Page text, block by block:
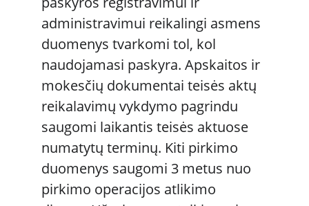
administravimui reikalingi asmens
duomenys tvarkomi tol, kol
naudojamasi paskyra. Apskaitos ir
mokesčių dokumentai teisės aktų
reikalavimų vykdymo pagrindu
saugomi laikantis teisės aktuose
numatytų terminų. Kiti pirkimo
duomenys saugomi 3 metus nuo
pirkimo operacijos atlikimo